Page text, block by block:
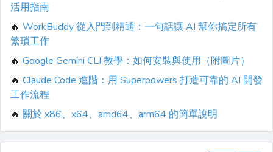
活用指南
🔥 WorkBuddy 從入門到精通：一句話讓 AI 幫你搞定所有
繁瑣工作
🔥 Google Gemini CLI 教學：如何安裝與使用（附圖片）
🔥 Claude Code 進階：用 Superpowers 打造可靠的 AI 開發
工作流程
🔥 關於 x86、x64、amd64、arm64 的簡單說明